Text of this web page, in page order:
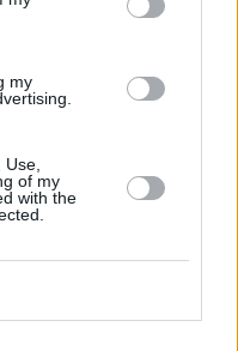
my
of my
with the
πίσω…
που